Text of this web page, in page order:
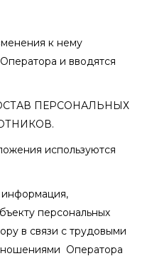
к нему
и вводятся
ПЕРСОНАЛЬНЫХ
используются
персональных
в связи с трудовыми
Оператора